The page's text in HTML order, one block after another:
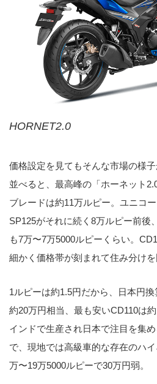
HORNET2.0
価格設定を見てもそんな市場の様
並べると、最高峰の「ホーネット
ブレードは約11万ルピー。ユニコー
SP125がそれに続く8万ルピー前後
も7万〜7万5000ルピーくらい。
細かく価格帯が刻まれて住み分けを
1ルピーは約1.5円だから、日本円
約20万円相当、最も安いCD110は
インドで生産され日本で注目を集
で、現地では高級車的な存在のハ
万〜19万5000ルピーで30万円弱。